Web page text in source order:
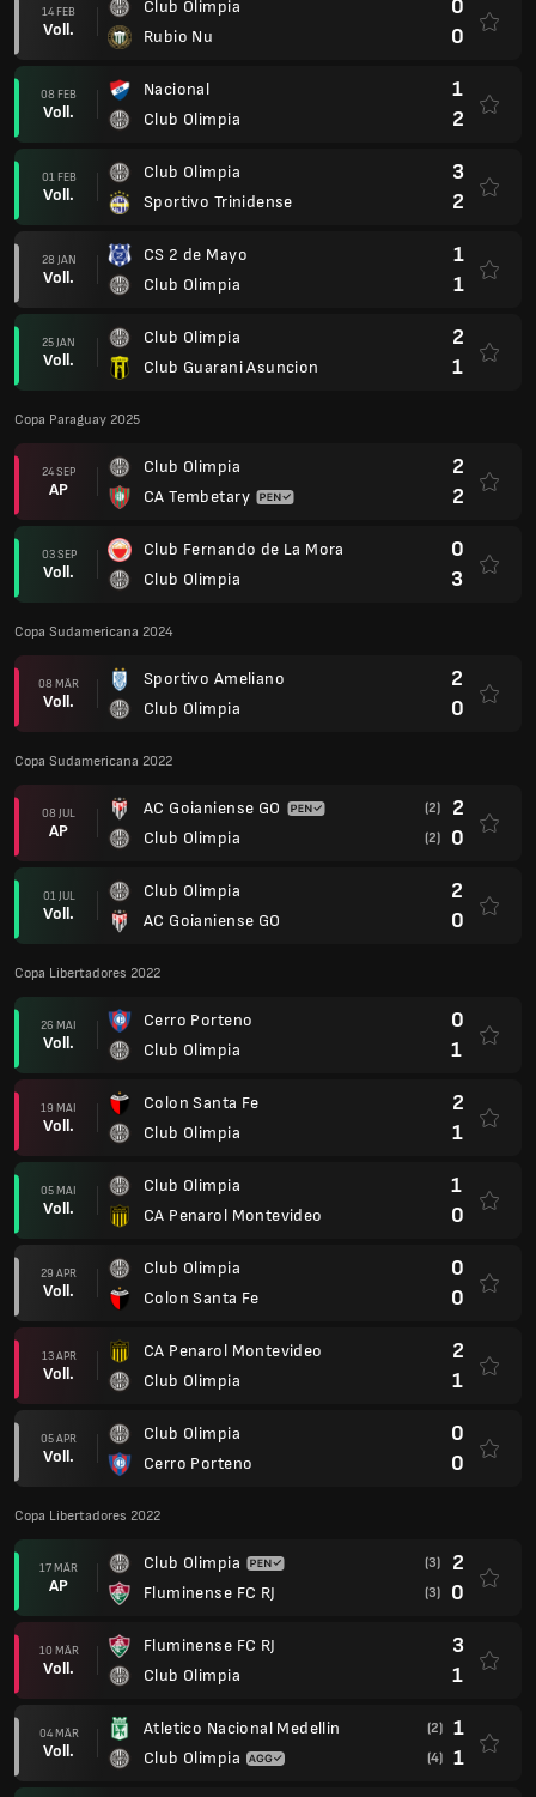
14 FEB
Voll.
Club Olimpia
Rubio Nu
0
0
08 FEB
Voll.
Nacional
Club Olimpia
1
2
01 FEB
Voll.
Club Olimpia
Sportivo Trinidense
3
2
28 JAN
Voll.
CS 2 de Mayo
Club Olimpia
1
1
25 JAN
Voll.
Club Olimpia
Club Guarani Asuncion
2
1
Copa Paraguay 2025
24 SEP
AP
Club Olimpia
CA Tembetary
2
2
03 SEP
Voll.
Club Fernando de La Mora
Club Olimpia
0
3
Copa Sudamericana 2024
08 MÄR
Voll.
Sportivo Ameliano
Club Olimpia
2
0
Copa Sudamericana 2022
08 JUL
AP
AC Goianiense GO
Club Olimpia
(2) 2
(2) 0
01 JUL
Voll.
Club Olimpia
AC Goianiense GO
2
0
Copa Libertadores 2022
26 MAI
Voll.
Cerro Porteno
Club Olimpia
0
1
19 MAI
Voll.
Colon Santa Fe
Club Olimpia
2
1
05 MAI
Voll.
Club Olimpia
CA Penarol Montevideo
1
0
29 APR
Voll.
Club Olimpia
Colon Santa Fe
0
0
13 APR
Voll.
CA Penarol Montevideo
Club Olimpia
2
1
05 APR
Voll.
Club Olimpia
Cerro Porteno
0
0
Copa Libertadores 2022
17 MÄR
AP
Club Olimpia
Fluminense FC RJ
(3) 2
(3) 0
10 MÄR
Voll.
Fluminense FC RJ
Club Olimpia
3
1
04 MÄR
Voll.
Atletico Nacional Medellin
Club Olimpia
(2) 1
(4) 1